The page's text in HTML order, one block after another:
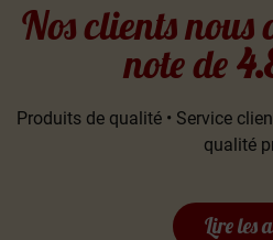
Nos clients
note de
Produits de qualité • Service
qualité
Lire les